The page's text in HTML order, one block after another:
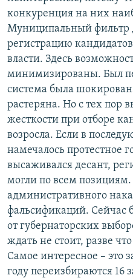
конкуренция на них
Муниципальный фильтр
регистрацию
власти. Здесь
минимизированы. Был
система была
растеряна. Но с тех пор
жесткости при отборе
возросла. Если в
намечалось протестное
высаживался десант,
могли по всем
административного
фальсификаций. Сейчас
от губернаторских
ждать не стоит, разве
Самое интересное – это
году переизбираются 16